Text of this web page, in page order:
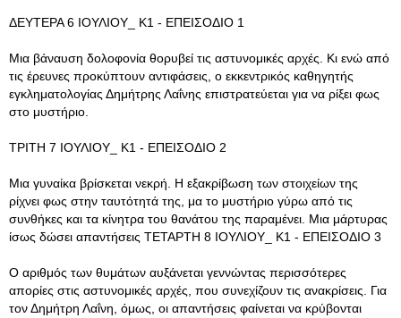
ΔΕΥΤΕΡΑ 6 ΙΟΥΛΙΟΥ_ Κ1 - ΕΠΕΙΣΟΔΙΟ 1
Μια βάναυση δολοφονία θορυβεί τις αστυνομικές αρχές. Κι ενώ από
τις έρευνες προκύπτουν αντιφάσεις, ο εκκεντρικός καθηγητής
εγκληματολογίας Δημήτρης Λαΐνης επιστρατεύεται για να ρίξει φως
στο μυστήριο.
ΤΡΙΤΗ 7 ΙΟΥΛΙΟΥ_ Κ1 - ΕΠΕΙΣΟΔΙΟ 2
Μια γυναίκα βρίσκεται νεκρή. Η εξακρίβωση των στοιχείων της
ρίχνει φως στην ταυτότητά της, μα το μυστήριο γύρω από τις
συνθήκες και τα κίνητρα του θανάτου της παραμένει. Μια μάρτυρας
ίσως δώσει απαντήσεις ΤΕΤΑΡΤΗ 8 ΙΟΥΛΙΟΥ_ Κ1 - ΕΠΕΙΣΟΔΙΟ 3
Ο αριθμός των θυμάτων αυξάνεται γεννώντας περισσότερες
απορίες στις αστυνομικές αρχές, που συνεχίζουν τις ανακρίσεις. Για
τον Δημήτρη Λαΐνη, όμως, οι απαντήσεις φαίνεται να κρύβονται